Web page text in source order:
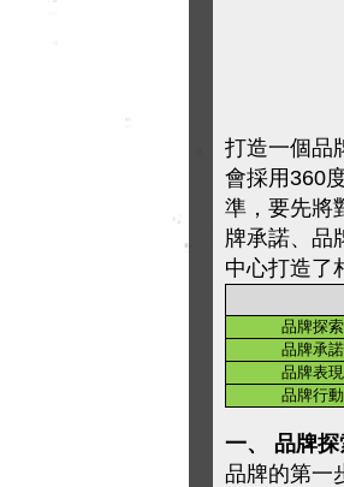
打造一個品
會採用360
準，要先將
牌承諾、品
中心打造了
品牌探索
品牌承諾
品牌表現
品牌行動
一、 品牌探
品牌的第一